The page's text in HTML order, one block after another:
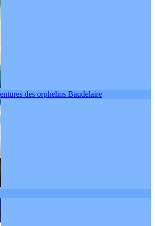
des orphelins Baudelaire